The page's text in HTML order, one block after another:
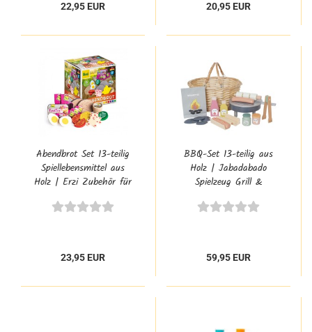
22,95 EUR 20,95 EUR
Abendbrot Set 13-teilig
Spiellebensmittel aus
Holz | Erzi Zubehör für
23,95 EUR
BBQ-Set 13-teilig aus
Holz | Jabadabado
Spielzeug Grill &
59,95 EUR